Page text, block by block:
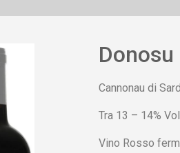
Donosu
Cannonau di
Tra 13 – 14%
Vino Rosso